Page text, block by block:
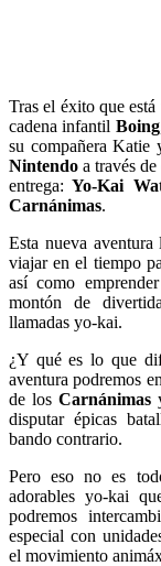
Tras el éxito que
cadena infantil Boing
su compañera
Nintendo a través
entrega: Yo-Kai
Carnánimas.
Esta nueva
viajar en el tiempo
así como
montón de
llamadas yo-kai.
¿Y qué es lo que
aventura podremos
de los Carnánimas
disputar épicas
bando contrario.
Pero eso no es
adorables yo-kai
podremos
especial con
el movimiento